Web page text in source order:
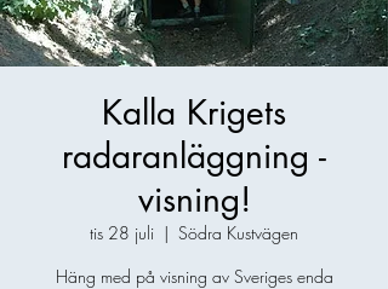
Kalla Krigets
radaranläggning -
visning!
tis 28 juli
  |
Södra Kustvägen
Häng med på visning av Sveriges enda